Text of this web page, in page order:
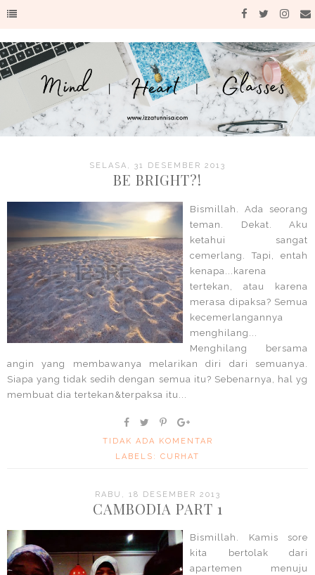
SELASA, 31 DESEMBER 2013
BE BRIGHT?!
Bismillah. Ada seorang
teman. Dekat. Aku
ketahui sangat
cemerlang. Tapi, entah
kenapa...karena
tertekan, atau karena
merasa dipaksa? Semua
kecemerlangannya
menghilang...
Menghilang bersama
angin yang membawanya melarikan diri dari semuanya.
Siapa yang tidak sedih dengan semua itu? Sebenarnya, hal yg
membuat dia tertekan&terpaksa itu...
TIDAK ADA KOMENTAR
LABELS: CURHAT
RABU, 18 DESEMBER 2013
CAMBODIA PART 1
Bismillah. Kamis sore
kita bertolak dari
apartemen menuju